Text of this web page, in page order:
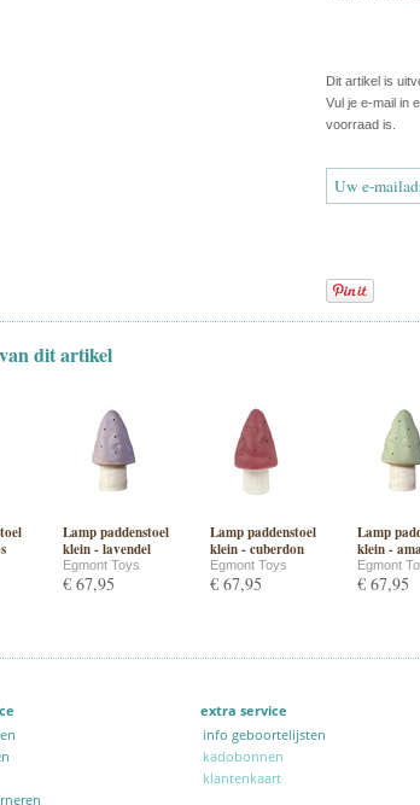
Dit artikel is
Vul je e-mail in
voorraad is.
dit artikel
Lamp paddenstoel
klein - lavendel
Egmont Toys
€ 67,95
Lamp paddenstoel
klein - cuberdon
Egmont Toys
€ 67,95
Lamp
klein -
Egmont
€ 67,95
extra service
info geboortelijsten
kadobonnen
klantenkaart